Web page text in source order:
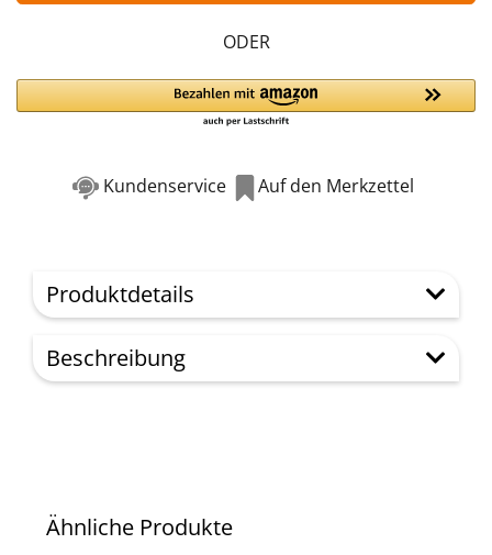
ODER
Kundenservice Auf den Merkzettel
Produktdetails
Beschreibung
Ähnliche Produkte